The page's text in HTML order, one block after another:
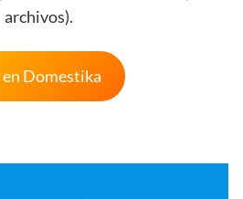
archivos).
en Domestika